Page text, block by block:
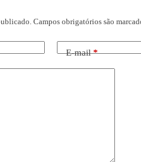
Campos obrigatórios são
E-mail*